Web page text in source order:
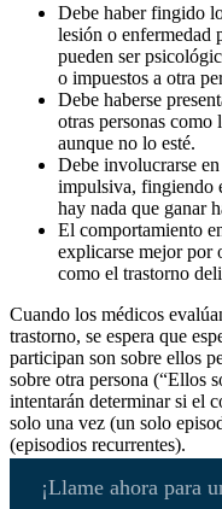
Debe haber fingido
lesión o enfermedad
pueden ser
o impuestos a otra
Debe haberse
otras personas como
aunque no lo esté.
Debe involucrarse
impulsiva, fingiendo
hay nada que ganar
El comportamiento
explicarse mejor por
como el trastorno
Cuando los médicos
trastorno, se espera que
participan son sobre ellos
sobre otra persona (“Ellos
intentarán determinar si el
solo una vez (un solo
(episodios recurrentes).
¡Llame ahora para